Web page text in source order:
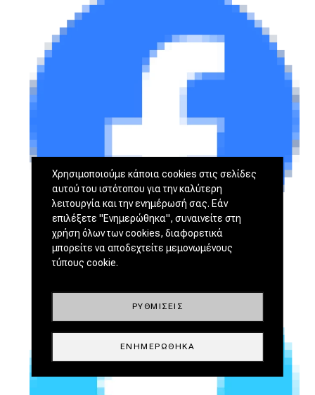
Χρησιμοποιούμε κάποια cookies στις σελίδες
αυτού του ιστότοπου για την καλύτερη
λειτουργία και την ενημέρωσή σας. Εάν
επιλέξετε "Ενημερώθηκα", συναινείτε στη
χρήση όλων των cookies, διαφορετικά
μπορείτε να αποδεχτείτε μεμονωμένους
τύπους cookie.
ΡΥΘΜΊΣΕΙΣ
ΕΝΗΜΕΡΏΘΗΚΑ